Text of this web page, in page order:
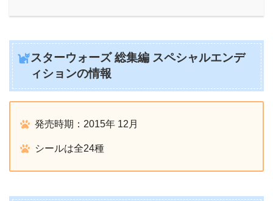
スターウォーズ 総集編 スペシャルエンデ
ィションの情報
発売時期：2015年 12月
シールは全24種